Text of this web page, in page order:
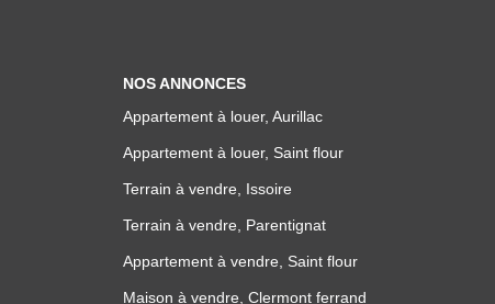
NOS ANNONCES
Appartement à louer, Aurillac
Appartement à louer, Saint flour
Terrain à vendre, Issoire
Terrain à vendre, Parentignat
Appartement à vendre, Saint flour
Maison à vendre, Clermont ferrand